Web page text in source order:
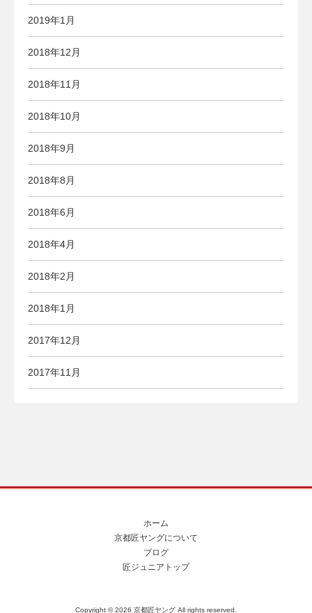
2019年1月
2018年12月
2018年11月
2018年10月
2018年9月
2018年8月
2018年6月
2018年4月
2018年2月
2018年1月
2017年12月
2017年11月
ホーム
京都匠ヤングについて
ブログ
匠ジュニアトップ
Copyright ©2026 京都匠ヤング All rights reserved.